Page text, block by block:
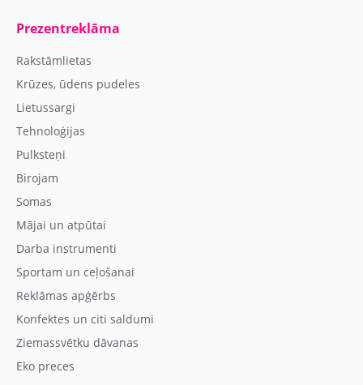
Prezentreklāma
Rakstāmlietas
Krūzes, ūdens pudeles
Lietussargi
Tehnoloģijas
Pulksteņi
Birojam
Somas
Mājai un atpūtai
Darba instrumenti
Sportam un ceļošanai
Reklāmas apģērbs
Konfektes un citi saldumi
Ziemassvētku dāvanas
Eko preces